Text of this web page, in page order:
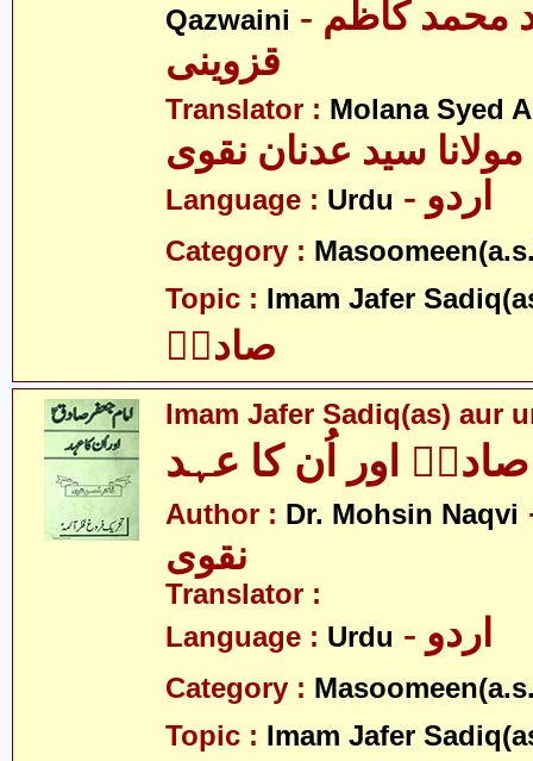
Qazwaini - آیت اللہ سید محمد کاظم
قزوینی
Translator : Molana Syed
مولانا سید عدنان نقوی
Language : Urdu - اردو
Category :
Topic : Imam Jafer
صادقؑ
Imam Jafer Sadiq(as) aur
صادقؑ اور اُن کا عہد
Author : Dr. Mohsin Naqvi
نقوی
Translator :
Language : Urdu - اردو
Category :
Topic : Imam Jafer